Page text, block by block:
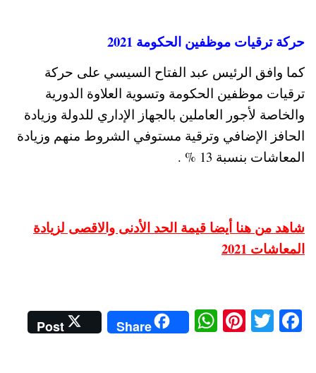
حركة ترقيات موظفين الحكومة 2021
كما وافق الرئيس عبد الفتاح السيسي على حركة
ترقيات موظفين الحكومة وتسوية العلاوة الدورية
والخاصة لأجور العاملين بالجهاز الإداري للدولة وزيادة
الحافز الإضافي وترقية مستوفي الشروط منهم وزيادة
المعاشات بنسبة 13 % .
شاهد من هنا أيضا قيمة الحد الأدنى والاقصى لزيادة
المعاشات 2021
Fa
ce
T
wi
Pi
nt
W
ha
Share
Post